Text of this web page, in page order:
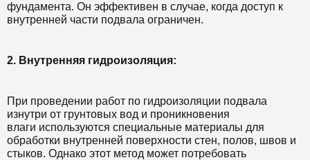
фундамента. Он эффективен в случае, когда доступ к
внутренней части подвала ограничен.
2. Внутренняя гидроизоляция:
При проведении работ по гидроизоляции подвала
изнутри от грунтовых вод и проникновения
влаги используются специальные материалы для
обработки внутренней поверхности стен, полов, швов и
стыков. Однако этот метод может потребовать